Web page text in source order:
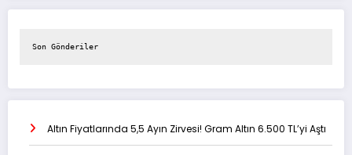
Son Gönderiler
Altın Fiyatlarında 5,5 Ayın Zirvesi! Gram Altın 6.500 TL’yi Aştı